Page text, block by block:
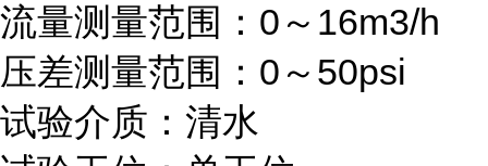
流量测量范围：0～16m3/h
压差测量范围：0～50psi
试验介质：清水